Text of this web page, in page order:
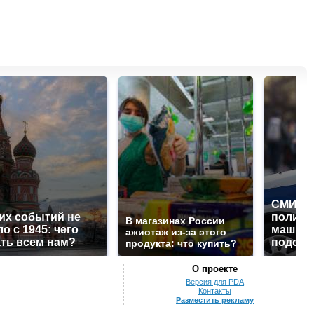
событий не
с 1945: чего
всем нам?
В магазинах России
ажиотаж из-за этого
продукта: что купить?
СМИ: В
О проекте
Версия для PDA
Контакты
Разместить рекламу